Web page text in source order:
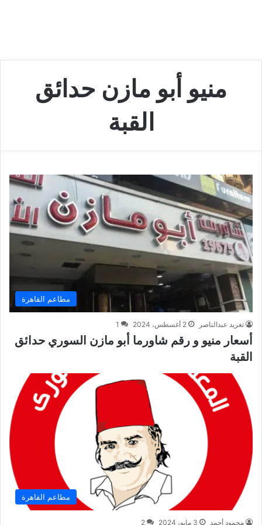
منيو أبو مازن حدائق
القبة
مطاعم القاهرة
تغريد عبدالناصر 2 أغسطس، 2024 1
أسعار منيو و رقم شاورما أبو مازن السوري حدائق
القبة
مطاعم القاهرة
محمود أحمد 3 مايو، 2024 2